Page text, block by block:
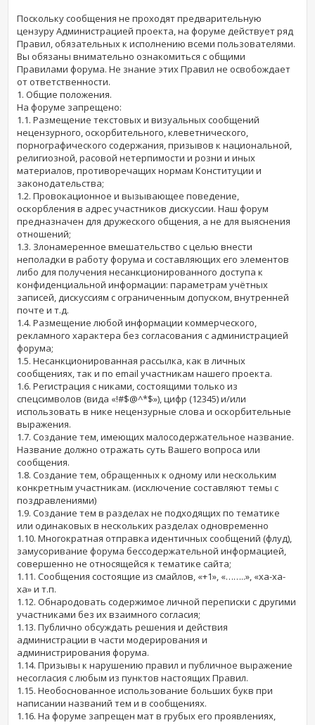
Поскольку сообщения не проходят предварительную
цензуру Администрацией проекта, на форуме действует ряд
Правил, обязательных к исполнению всеми пользователями.
Вы обязаны внимательно ознакомиться с общими
Правилами форума. Не знание этих Правил не освобождает
от ответственности.
1. Общие положения.
На форуме запрещено:
1.1. Размещение текстовых и визуальных сообщений
нецензурного, оскорбительного, клеветнического,
порнографического содержания, призывов к национальной,
религиозной, расовой нетерпимости и розни и иных
материалов, противоречащих нормам Конституции и
законодательства;
1.2. Провокационное и вызывающее поведение,
оскорбления в адрес участников дискуссии. Наш форум
предназначен для дружеского общения, а не для выяснения
отношений;
1.3. Злонамеренное вмешательство с целью внести
неполадки в работу форума и составляющих его элементов
либо для получения несанкционированного доступа к
конфиденциальной информации: параметрам учётных
записей, дискуссиям с ограниченным допуском, внутренней
почте и т.д.
1.4. Размещение любой информации коммерческого,
рекламного характера без согласования с администрацией
форума;
1.5. Несанкционированная рассылка, как в личных
сообщениях, так и по email участникам нашего проекта.
1.6. Регистрация с никами, состоящими только из
спецсимволов (вида «!#$@^*$»), цифр (12345) и/или
использовать в нике нецензурные слова и оскорбительные
выражения.
1.7. Создание тем, имеющих малосодержательное название.
Название должно отражать суть Вашего вопроса или
сообщения.
1.8. Создание тем, обращенных к одному или нескольким
конкретным участникам. (исключение составляют темы с
поздравлениями)
1.9. Создание тем в разделах не подходящих по тематике
или одинаковых в нескольких разделах одновременно
1.10. Многократная отправка идентичных сообщений (флуд),
замусоривание форума бессодержательной информацией,
совершенно не относящейся к тематике сайта;
1.11. Сообщения состоящие из смайлов, «+1», «……..», «ха-ха-
ха» и т.п.
1.12. Обнародовать содержимое личной переписки с другими
участниками без их взаимного согласия;
1.13. Публично обсуждать решения и действия
администрации в части модерирования и
администрирования форума.
1.14. Призывы к нарушению правил и публичное выражение
несогласия с любым из пунктов настоящих Правил.
1.15. Необоснованное использование больших букв при
написании названий тем и в сообщениях.
1.16. На форуме запрещен мат в грубых его проявлениях,